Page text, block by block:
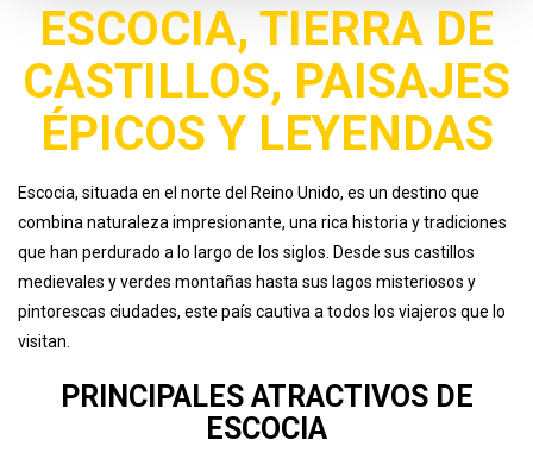
ESCOCIA, TIERRA DE
CASTILLOS, PAISAJES
ÉPICOS Y LEYENDAS
Escocia, situada en el norte del Reino Unido, es un destino que
combina naturaleza impresionante, una rica historia y tradiciones
que han perdurado a lo largo de los siglos. Desde sus castillos
medievales y verdes montañas hasta sus lagos misteriosos y
pintorescas ciudades, este país cautiva a todos los viajeros que lo
visitan.
PRINCIPALES ATRACTIVOS DE
ESCOCIA